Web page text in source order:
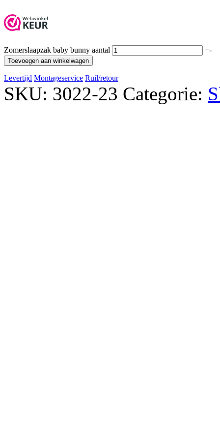
Zomerslaapzak baby bunny aantal +-
Toevoegen aan winkelwagen
Levertijd Montageservice Ruil/retour
SKU: 3022-23 Categorie: